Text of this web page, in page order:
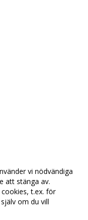
vi nödvändiga
att stänga av.
t.ex. för
om du vill